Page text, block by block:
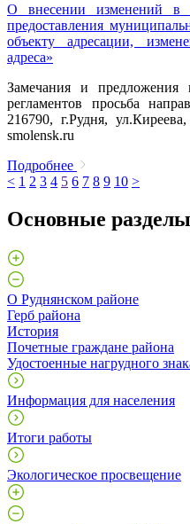
О внесении изменений в
предоставления
объекту адресации,
адреса»
Замечания и предложения
регламентов просьба
216790, г.Рудня,
smolensk.ru
Подробнее
< 1 2 3 4 5 6 7 8 9 10 >
Основные разделы
О Руднянском районе
Герб района
История
Почетные граждане района
Удостоенные нагрудного
Информация для населения
Итоги работы
Экологическое просвещение